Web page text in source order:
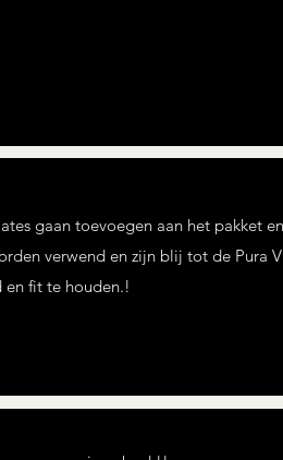
gaan toevoegen aan het pakket
verwend en zijn blij tot de Pura
en fit te houden.!